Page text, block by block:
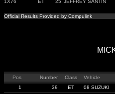
1X76 ET 25 JEFFREY SANTIN
Official Results Provided by Compulink
Pos Number Class Vehicle
1
39 ET 08 SUZUKI